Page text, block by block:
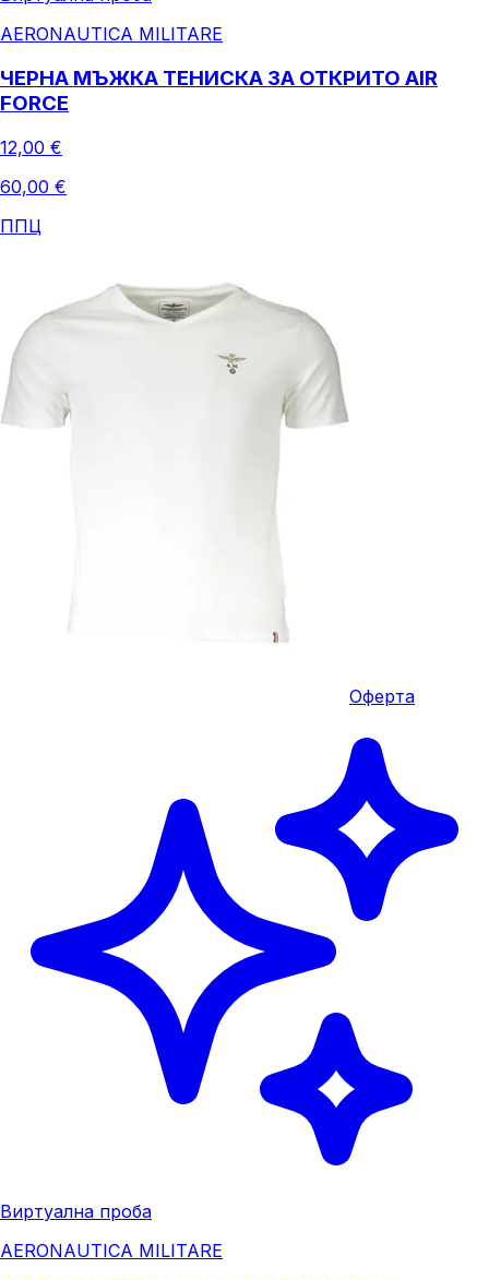
AERONAUTICA MILITARE
ЧЕРНА МЪЖКА ТЕНИСКА ЗА ОТКРИТО AIR
FORCE
12,00 €
60,00 €
ППЦ
Оферта
Виртуална проба
AERONAUTICA MILITARE